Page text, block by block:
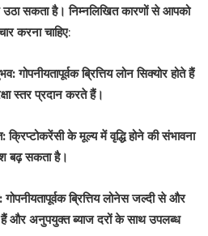
सकता है। निम्नलिखित कारणों से आपको
करना चाहिए:
गोपनीयतापूर्वक ब्रित्तिय लोन सिक्योर होते हैं
स्तर प्रदान करते हैं।
क्रिप्टोकरेंसी के मूल्य में वृद्धि होने की संभावना
बढ़ सकता है।
गोपनीयतापूर्वक ब्रित्तिय लोनेस जल्दी से और
और अनुपयुक्त ब्याज दरों के साथ उपलब्ध